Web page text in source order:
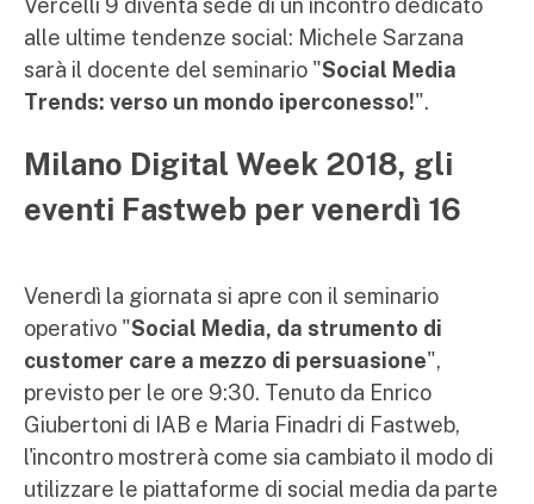
alle ultime tendenze social: Michele Sarzana
sarà il docente del seminario "Social Media
Trends: verso un mondo iperconesso!".
Milano Digital Week 2018, gli
eventi Fastweb per venerdì 16
Venerdì la giornata si apre con il seminario
operativo "Social Media, da strumento di
customer care a mezzo di persuasione",
previsto per le ore 9:30. Tenuto da Enrico
Giubertoni di IAB e Maria Finadri di Fastweb,
l'incontro mostrerà come sia cambiato il modo di
utilizzare le piattaforme di social media da parte